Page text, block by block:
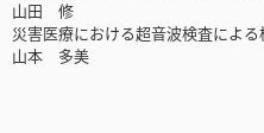
山田 修
災害医療における超音波検査によ
山本 多美